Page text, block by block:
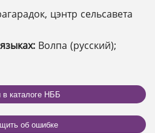
цэнтр сельсавета
Волпа (русский);
в каталоге НББ
об ошибке